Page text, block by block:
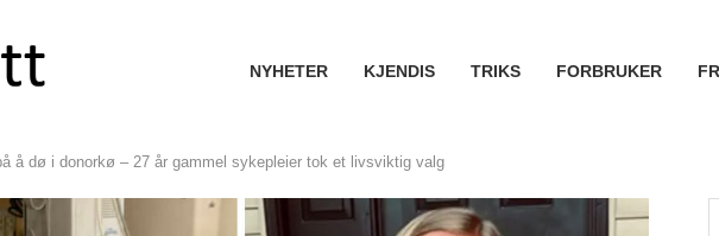
NYHETER KJENDIS TRIKS FORBRUKER
å dø i donorkø – 27 år gammel sykepleier tok et livsviktig valg